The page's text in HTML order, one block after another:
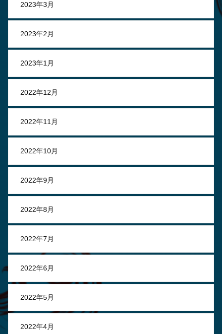
2023年3月
2023年2月
2023年1月
2022年12月
2022年11月
2022年10月
2022年9月
2022年8月
2022年7月
2022年6月
2022年5月
2022年4月